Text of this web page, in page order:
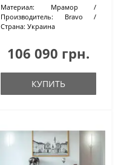
Материал:
Мрамор
Производитель:
Bravo
Страна: Украина
106 090 грн.
КУПИТЬ